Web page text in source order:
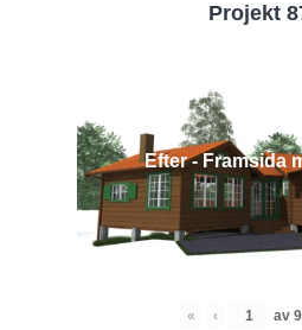
Projekt
Efter - Framsida
« ‹ av 9